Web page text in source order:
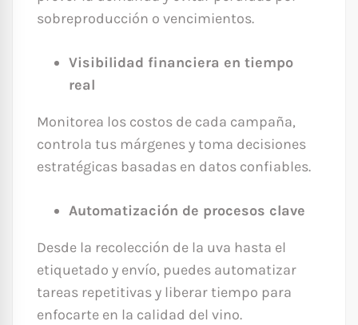
sobreproducción o vencimientos.
Visibilidad financiera en tiempo
real
Monitorea los costos de cada campaña,
controla tus márgenes y toma decisiones
estratégicas basadas en datos confiables.
Automatización de procesos clave
Desde la recolección de la uva hasta el
etiquetado y envío, puedes automatizar
tareas repetitivas y liberar tiempo para
enfocarte en la calidad del vino.